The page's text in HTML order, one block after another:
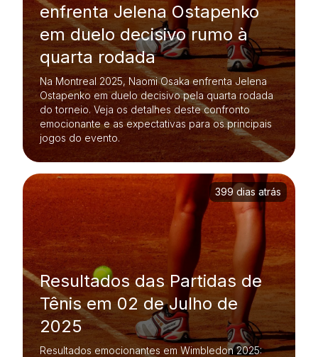
enfrenta Jelena Ostapenko
em duelo decisivo rumo à
quarta rodada
Na Montreal 2025, Naomi Osaka enfrenta Jelena
Ostapenko em duelo decisivo pela quarta rodada
do torneio. Veja os detalhes deste confronto
emocionante e as expectativas para os principais
jogos do evento.
Resultados das Partidas de
Tênis em 02 de Julho de
2025
Resultados emocionantes em Wimbledon 2025:
399 dias atrás